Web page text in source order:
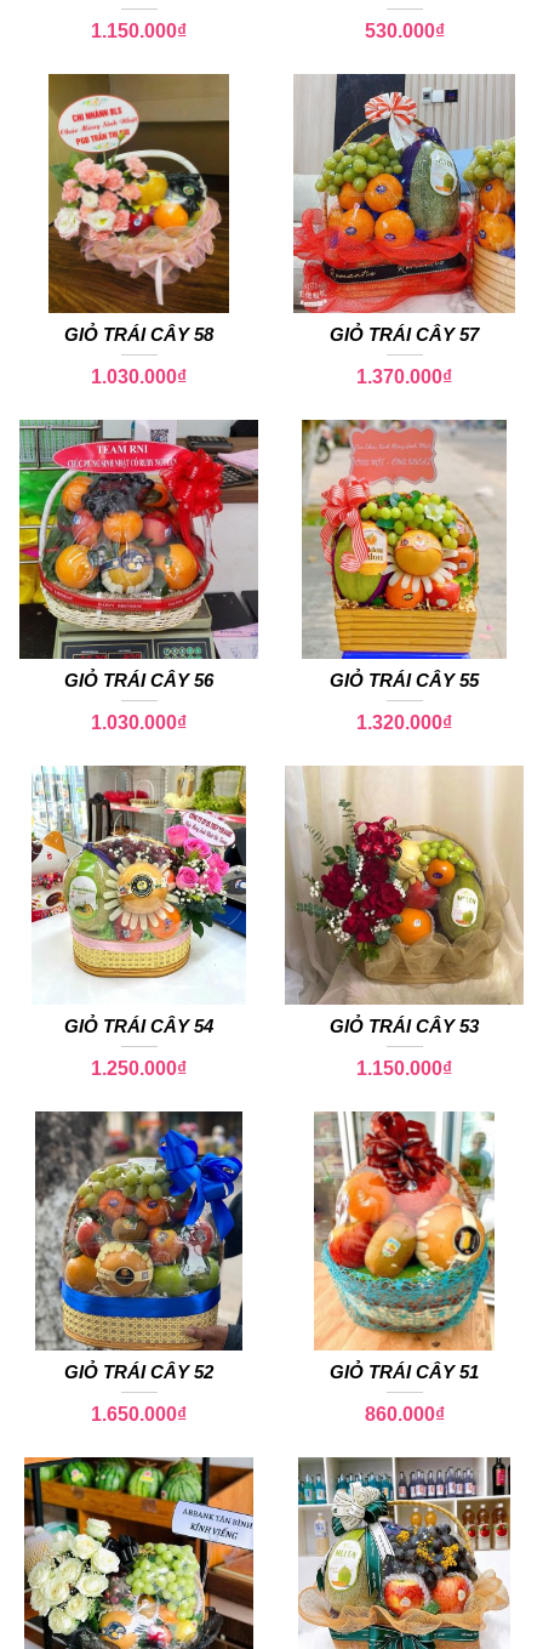
1.150.000₫ 530.000₫
GIỎ TRÁI CÂY 58
1.030.000₫
GIỎ TRÁI CÂY 57
1.370.000₫
GIỎ TRÁI CÂY 56
1.030.000₫
GIỎ TRÁI CÂY 55
1.320.000₫
GIỎ TRÁI CÂY 54
1.250.000₫
GIỎ TRÁI CÂY 53
1.150.000₫
GIỎ TRÁI CÂY 52
1.650.000₫
GIỎ TRÁI CÂY 51
860.000₫